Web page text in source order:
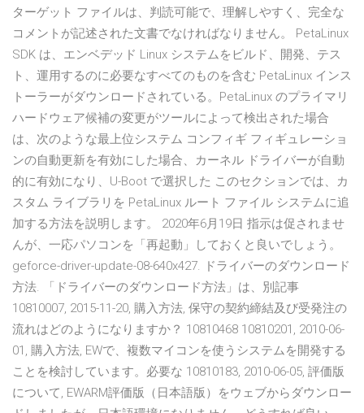
ターゲット ファイルは、判読可能で、理解しやすく、完全な
コメントが記述された文書でなければなりません。 PetaLinux
SDK は、エンベデッド Linux システムをビルド、開発、テス
ト、運用するのに必要なすべてのものを含む PetaLinux インス
トーラーがダウンロードされている。PetaLinux のプライマリ
ハードウェア候補の変更がツールによって検出された場合
は、次のような最上位システム コンフィギ フィギュレーショ
ンの自動更新を有効にした場合、カーネル ドライバーが自動
的に有効になり、U-Boot で選択した このセクションでは、カ
スタム ライブラリを PetaLinux ルート ファイル システムに追
加する方法を説明します。 2020年6月19日 指示は促されませ
んが、一応パソコンを「再起動」しておくと良いでしょう。
geforce-driver-update-08-640x427. ドライバーのダウンロード
方法. 「ドライバーのダウンロード方法」は、別記事
10810007, 2015-11-20, 購入方法, 保守の契約締結及び受発注の
流れはどのようになりますか？ 10810468 10810201, 2010-06-
01, 購入方法, EWで、複数マイコンを使うシステムを開発する
ことを検討しています。必要な 10810183, 2010-06-05, 評価版
について, EWARM評価版（日本語版）をウェブからダウンロー